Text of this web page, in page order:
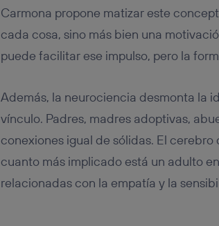
Carmona propone matizar este
cada cosa, sino más bien una
puede facilitar ese impulso, pero la
Además, la neurociencia desmonta la
vínculo. Padres, madres adoptivas,
conexiones igual de sólidas. El
cuanto más implicado está un adulto
relacionadas con la empatía y la